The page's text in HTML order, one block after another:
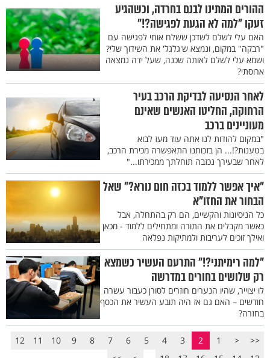
ההורים המתינו לבנם בחרדה, וכשהגיע
זעקו "למה לא הגעת לפגישה?!"
האם עלי לשלם לשדכן ששלח אותי לפגישה עם
"רבקה" במקום, ונמצא ש'גלגל' את השידוך שלי?
ושמא עלי לשלם לאותה שכנה, שעל ידה נמצאה
ארוסתי?
לאחר הנסיעה לבדיקת הרכב בעיר
הרחוקה, החליטו האנשים שאינם
מעוניינים ברכב
"במקום להודות לנו אתה עוד מעז לבוא
בטענות?!... הן בזכותנו התאפשרה מכירת הרכב,
לאחר שבעירך נכזבה תוחלתך ממכירתו..."
"איך אפשר ללמוד בכזה חום נורא?" שאל
הבחור את החזו"א
כל הניסיונות והקשיים, הם רק בהתחלה, אבל
כאשר מקבלים את התורה ומתחילים ללמוד - מכאן
ואילך זוכים לעריבות ולמתיקות נפלאה
"למה רימיתני?!" התרעם העשיר כשמצא
רק שלושים בחורים במדרשה
לוּ יצוייר, שהיו הנערים חוזרים לסורן כעבור עשרה
חודשים – האם גם אז היה תובע העשיר את הכסף
בחזרה?
<<
<
1
2
3
4
5
6
7
8
9
10
11
12